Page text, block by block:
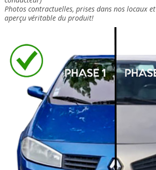
Photos contractuelles, prises dans nos locaux et
aperçu véritable du produit!